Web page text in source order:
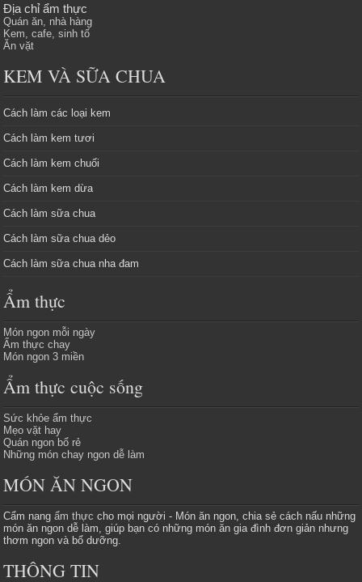
Địa chỉ ẩm thực
Quán ăn, nhà hàng
Kem, cafe, sinh tố
Ăn vặt
KEM VÀ SỮA CHUA
Cách làm các loại kem
Cách làm kem tươi
Cách làm kem chuối
Cách làm kem dừa
Cách làm sữa chua
Cách làm sữa chua dẻo
Cách làm sữa chua nha đam
Ẩm thực
Món ngon mỗi ngày
Ẩm thực chay
Món ngon 3 miền
Ẩm thực cuộc sống
Sức khỏe ẩm thực
Mẹo vặt hay
Quán ngon bổ rẻ
Những món chay ngon dễ làm
MÓN ĂN NGON
Cẩm nangẩm thực cho mọi người - Món ăn ngon, chia sẻ cách nấu những
món ăn ngon dễ làm, giúp bạn có những món ăn gia đình đơn giản nhưng
thơm ngon và bổ dưỡng.
THÔNG TIN